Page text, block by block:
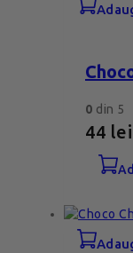
0 din 5
44 lei